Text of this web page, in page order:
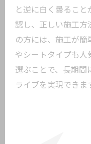
と逆に白く曇るこ
認し、正しい施工方
の方には、施工が
やシートタイプも人
選ぶことで、長期間
ライブを実現できま